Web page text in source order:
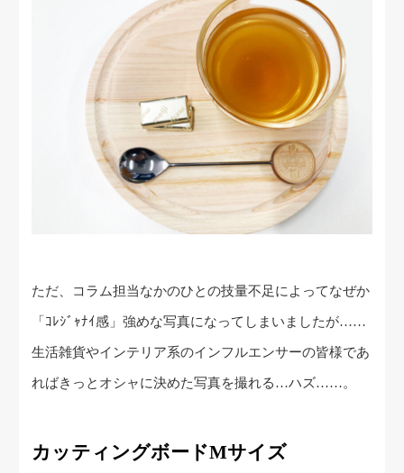
ただ、コラム担当なかのひとの技量不足によってなぜか
「ｺﾚｼﾞｬﾅｲ感」強めな写真になってしまいましたが……
生活雑貨やインテリア系のインフルエンサーの皆様であ
ればきっとオシャに決めた写真を撮れる…ハズ……。
カッティングボードMサイズ